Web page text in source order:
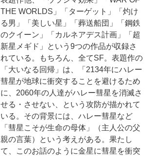
THE WORLDS」「ターゲット」「灼け
る男」「美しい星」「葬送船団」「鋼鉄
のクイーン」「カルネアデス計画」「超
新星メギド」という9つの作品が収録さ
れている。もちろん、全てSF。表題作の
「大いなる回帰」は、「2134年にハレー
彗星が地球に衝突することを避けるため
に、2060年の人達がハレー彗星を消滅さ
せる・させない、という攻防が描かれて
いる。その背景には、ハレー彗星など
「彗星こそが生命の母体」（主人公の父
親の言葉）という考えがある。果たし
て、このお話のように金星に彗星を衝突